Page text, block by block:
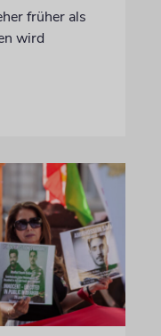
früher als
wird